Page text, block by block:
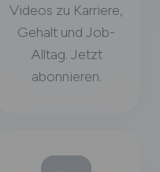
Videos zu Karriere,
Gehalt und Job-
Alltag. Jetzt
abonnieren.